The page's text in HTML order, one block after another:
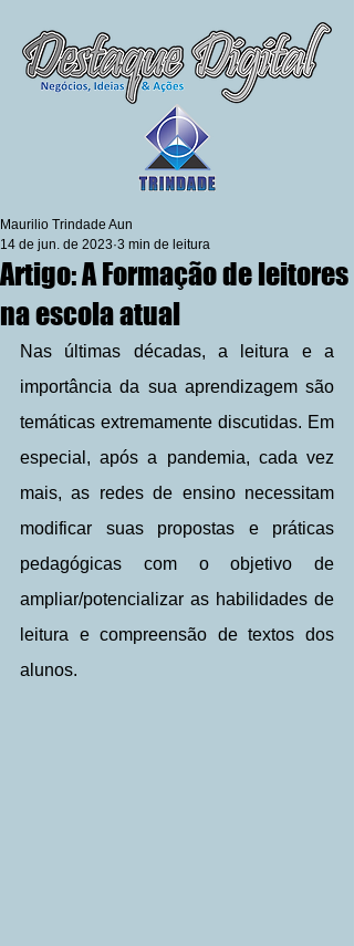
Artigo: A Formação de leitores
na escola atual
Maurilio Trindade Aun
14 de jun. de 2023 3 min de leitura
Nas últimas décadas, a leitura e a
importância da sua aprendizagem são
temáticas extremamente discutidas. Em
especial, após a pandemia, cada vez
mais, as redes de ensino necessitam
modificar suas propostas e práticas
pedagógicas com o objetivo de
ampliar/potencializar as habilidades de
leitura e compreensão de textos dos
alunos.